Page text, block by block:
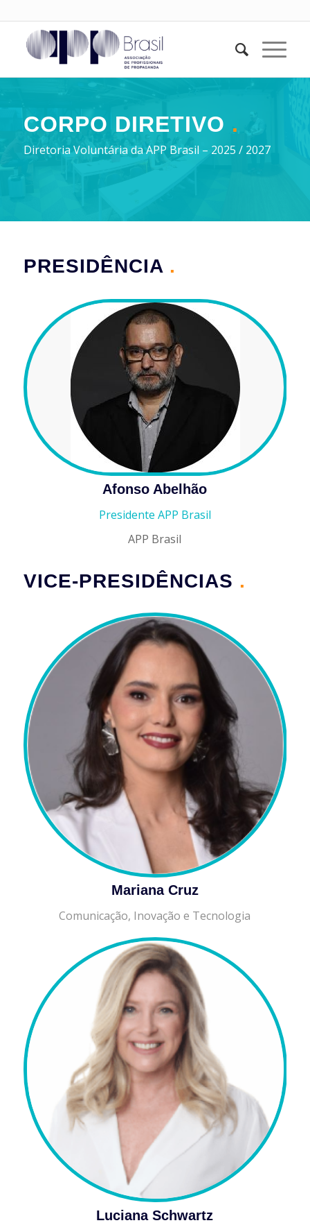
CORPO DIRETIVO .
Diretoria Voluntária da APP Brasil – 2025 / 2027
PRESIDÊNCIA .
Afonso Abelhão
Presidente APP Brasil
APP Brasil
VICE-PRESIDÊNCIAS .
Mariana Cruz
Comunicação, Inovação e Tecnologia
Luciana Schwartz